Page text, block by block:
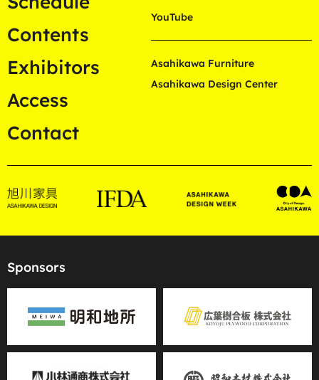
Contents
Exhibitors
Access
Contact
YouTube
Asahikawa Furniture
Asahikawa Design Center
Sponsors